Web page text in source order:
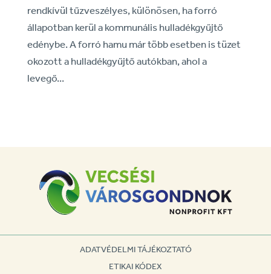
rendkívül tűzveszélyes, különösen, ha forró
állapotban kerül a kommunális hulladékgyűjtő
edénybe. A forró hamu már több esetben is tüzet
okozott a hulladékgyűjtő autókban, ahol a
levegő...
ADATVÉDELMI TÁJÉKOZTATÓ
ETIKAI KÓDEX